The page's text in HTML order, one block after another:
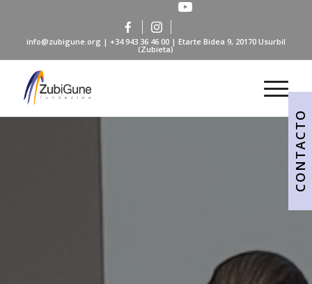
info@zubigune.org | +34 943 36 46 00 | Etarte Bidea 9, 20170 Usurbil
(Zubieta)
CONTACTO